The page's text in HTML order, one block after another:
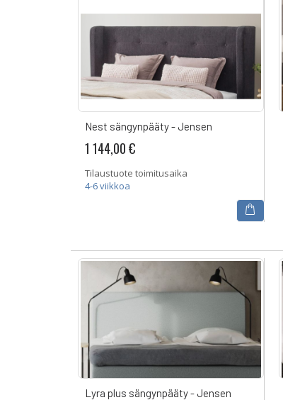
Nest sängynpääty - Jensen
1 144,00 €
Tilaustuote toimitusaika
4-6 viikkoa
Lyra plus sängynpääty - Jensen